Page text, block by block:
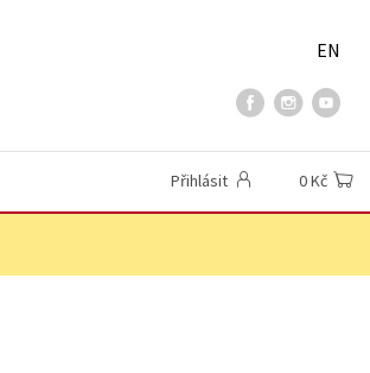
EN
Přihlásit 0 Kč